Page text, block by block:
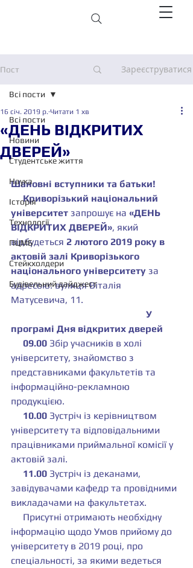
Пост Зареєструватися
Всі пости
Новини
Студентське життя
Наука
Історія
Технології
ПЦМБ
Стейкхолдери
Будівельний дайджест
Всі пости
«ДЕНЬ ВІДКРИТИХ
ДВЕРЕЙ»
16 січ. 2019 р. Читати 1 хв
Шановні вступники та батьки!
     Криворізький національний
університет запрошує на «ДЕНЬ
ВІДКРИТИХ ДВЕРЕЙ», який
відбудеться 2 лютого 2019 року в
актовій залі Криворізького
національного університету за
адресою: вулиця Віталія
Матусевича, 11.
програмі Дня відкритих дверей
     09.00
Збір учасників в холі
університету, знайомство з
представниками факультетів та
інформаційно-рекламною
продукцією.
     10.00
Зустріч із керівництвом
університету та відповідальними
працівниками приймальної комісії у
актовій залі.
     11.00
Зустріч із деканами,
завідувачами кафедр та провідними
викладачами на факультетах.
інформацію щодо Умов прийому до
університету в 2019 році, про
спеціальності, за якими ведеться